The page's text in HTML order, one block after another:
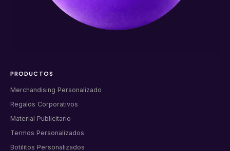
PRODUCTOS
Merchandising Personalizado
Regalos Corporativos
Material Publicitario
Termos Personalizados
Botilitos Personalizados